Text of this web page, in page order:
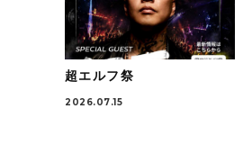
超エルフ祭
2026.07.15